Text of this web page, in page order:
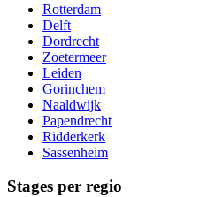
Rotterdam
Delft
Dordrecht
Zoetermeer
Leiden
Gorinchem
Naaldwijk
Papendrecht
Ridderkerk
Sassenheim
Stages per regio